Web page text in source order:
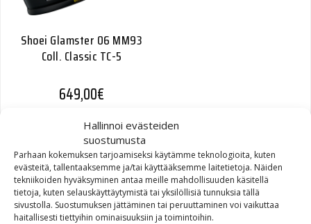
Hallinnoi evästeiden
suostumusta
Parhaan kokemuksen tarjoamiseksi käytämme teknologioita, kuten
evästeitä, tallentaaksemme ja/tai käyttääksemme laitetietoja. Näiden
tekniikoiden hyväksyminen antaa meille mahdollisuuden käsitellä
tietoja, kuten selauskäyttäytymistä tai yksilöllisiä tunnuksia tällä
sivustolla. Suostumuksen jättäminen tai peruuttaminen voi vaikuttaa
haitallisesti tiettyihin ominaisuuksiin ja toimintoihin.
Shoei Glamster 06 MM93
Coll. Classic TC-5
649,00€